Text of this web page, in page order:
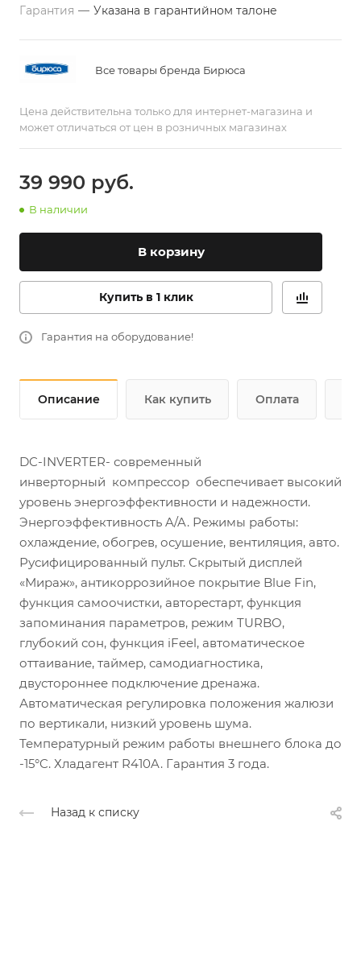
Гарантия — Указана в гарантийном талоне
Все товары бренда Бирюса
Цена действительна только для интернет-магазина и
может отличаться от цен в розничных магазинах
39 990 руб.
В наличии
В корзину
Купить в 1 клик
Гарантия на оборудование!
Описание Как купить Оплата
DC-INVERTER- современный
инверторный компрессор обеспечивает высокий
уровень энергоэффективности и надежности.
Энергоэффективность A/A. Режимы работы:
охлаждение, обогрев, осушение, вентиляция, авто.
Русифицированный пульт. Скрытый дисплей
«Мираж», антикоррозийное покрытие Blue Fin,
функция самоочистки, авторестарт, функция
запоминания параметров, режим TURBO,
глубокий сон, функция iFeel, автоматическое
оттаивание, таймер, самодиагностика,
двустороннее подключение дренажа.
Автоматическая регулировка положения жалюзи
по вертикали, низкий уровень шума.
Температурный режим работы внешнего блока до
-15°C. Хладагент R410A. Гарантия 3 года.
Назад к списку